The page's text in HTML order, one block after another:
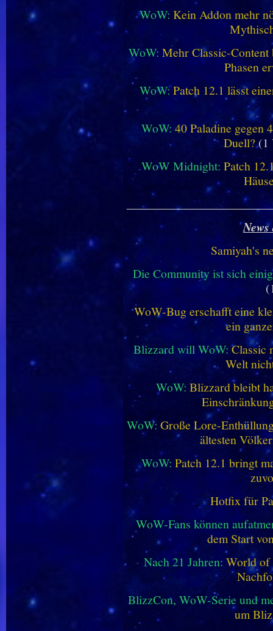
WoW: Kein Addon mehr
WoW: Mehr Classic-
Phasen
WoW:Patch 12.1 lässt
WoW: 40 Paladine gegen
Duell?(1
WoW Midnight: Patch
Samiyah's
Die Community ist sich
WoW-Bug erschafft eine
ein
Blizzard will WoW: Classic
Welt
WoW: Blizzard bleibt
WoW: Große Lore-
ältesten
WoW: Patch 12.1 bringt
Hotfix für
WoW-Fans können
dem Start
Nach 21 Jahren: World of
BlizzCon, WoW-Serie und
um